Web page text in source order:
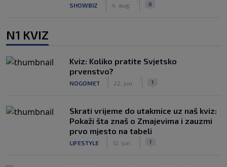
SHOWBIZ 4. aug. 0
N1 KVIZ
Kviz: Koliko pratite Svjetsko
prvenstvo?
NOGOMET 22. jun. 1
Skrati vrijeme do utakmice uz naš kviz:
Pokaži šta znaš o Zmajevima i zauzmi
prvo mjesto na tabeli
LIFESTYLE 12. jun. 1